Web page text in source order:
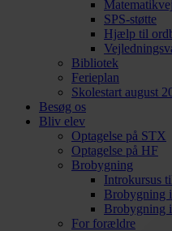
SPS-støtte
Hjælp til
Bibliotek
Ferieplan
Skolestart august
Besøg os
Bliv elev
Optagelse på STX
Optagelse på HF
Brobygning
Introkursus
Brobygning
Brobygning
For forældre